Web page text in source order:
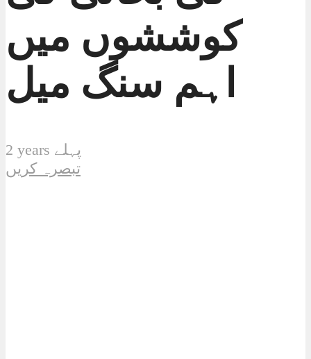
کوششوں میں
اہم سنگ میل
2 years پہلے
تبصرہ کریں